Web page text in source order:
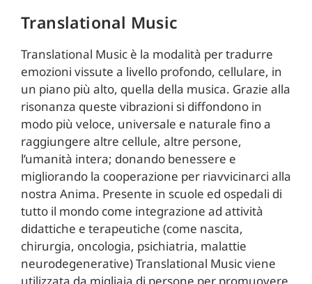
Translational Music
Translational Music è la modalità per tradurre
emozioni vissute a livello profondo, cellulare, in
un piano più alto, quella della musica. Grazie alla
risonanza queste vibrazioni si diffondono in
modo più veloce, universale e naturale fino a
raggiungere altre cellule, altre persone,
l’umanità intera; donando benessere e
migliorando la cooperazione per riavvicinarci alla
nostra Anima. Presente in scuole ed ospedali di
tutto il mondo come integrazione ad attività
didattiche e terapeutiche (come nascita,
chirurgia, oncologia, psichiatria, malattie
neurodegenerative) Translational Music viene